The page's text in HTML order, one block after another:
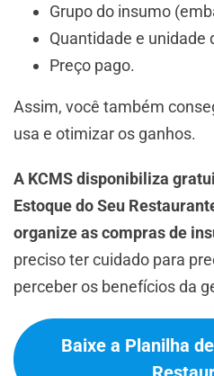
Grupo do insumo
Quantidade e unidade
Preço pago.
Assim, você também
usa e otimizar os ganhos.
A KCMS disponibiliza
Estoque do Seu
organize as compras de
preciso ter cuidado para
perceber os benefícios da
Baixe a Planilha